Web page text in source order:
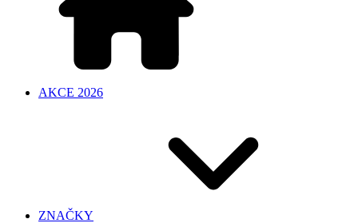
AKCE 2026
ZNAČKY